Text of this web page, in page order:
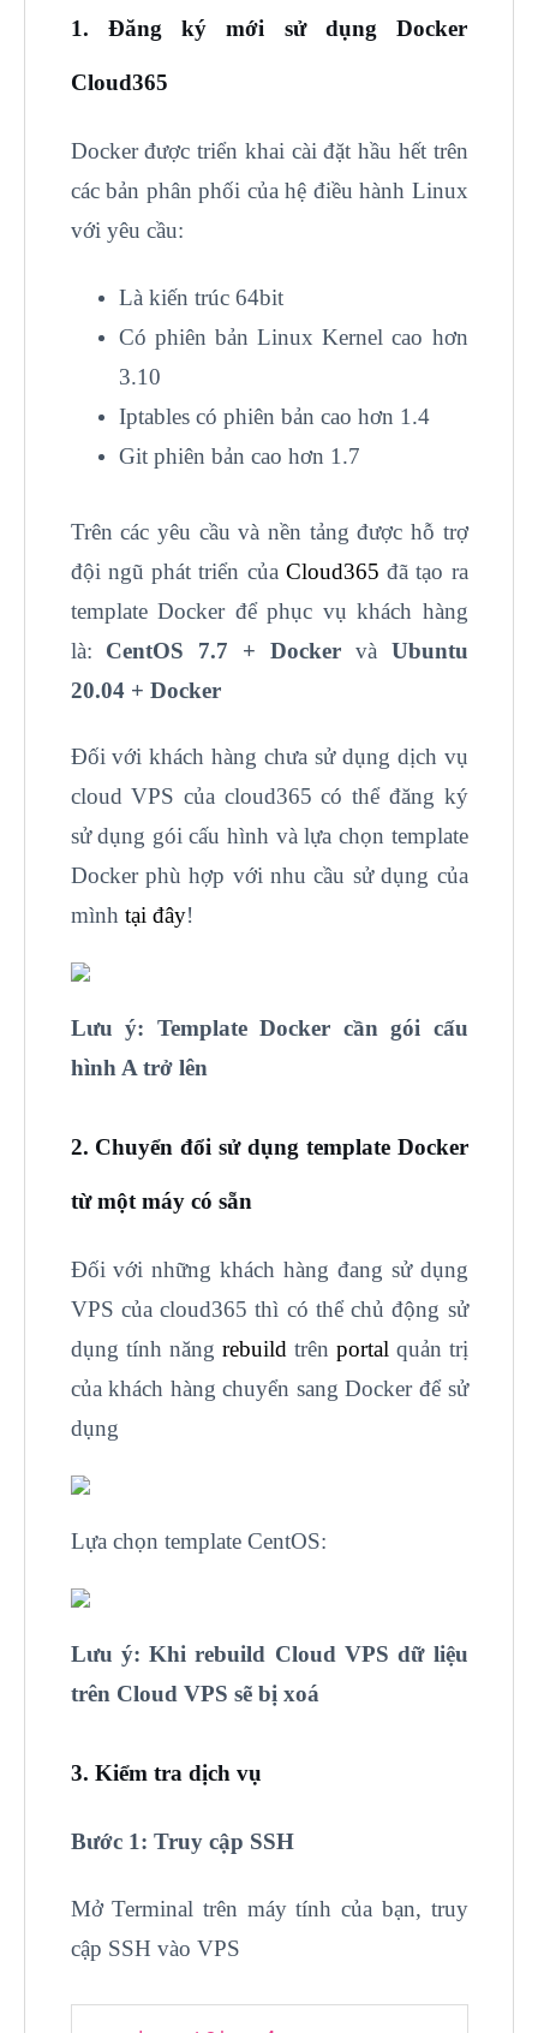
1. Đăng ký mới sử dụng Docker
Cloud365
Docker được triển khai cài đặt hầu hết trên
các bản phân phối của hệ điều hành Linux
với yêu cầu:
Là kiến trúc 64bit
Có phiên bản Linux Kernel cao hơn
3.10
Iptables có phiên bản cao hơn 1.4
Git phiên bản cao hơn 1.7
Trên các yêu cầu và nền tảng được hỗ trợ
đội ngũ phát triển của Cloud365 đã tạo ra
template Docker để phục vụ khách hàng
là: CentOS 7.7 + Dockervà Ubuntu
20.04 + Docker
Đối với khách hàng chưa sử dụng dịch vụ
cloud VPS của cloud365 có thể đăng ký
sử dụng gói cấu hình và lựa chọn template
Docker phù hợp với nhu cầu sử dụng của
mình tại đây!
Lưu ý: Template Docker cần gói cấu
hình A trở lên
2. Chuyển đổi sử dụng template Docker
từ một máy có sẵn
Đối với những khách hàng đang sử dụng
VPS của cloud365 thì có thể chủ động sử
dụng tính năng rebuild trên portal quản trị
của khách hàng chuyển sang Docker để sử
dụng
Lựa chọn template CentOS:
Lưu ý: Khi rebuild Cloud VPS dữ liệu
trên Cloud VPS sẽ bị xoá
3. Kiểm tra dịch vụ
Bước 1: Truy cập SSH
Mở Terminal trên máy tính của bạn, truy
cập SSH vào VPS